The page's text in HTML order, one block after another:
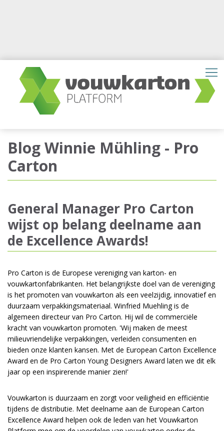
Blog Winnie Mühling - Pro
Carton
General Manager Pro Carton
wijst op belang deelname aan
de Excellence Awards!
Pro Carton is de Europese vereniging van karton- en
vouwkartonfabrikanten. Het belangrijkste doel van de vereniging
is het promoten van vouwkarton als een veelzijdig, innovatief en
duurzaam verpakkingsmateriaal. Winfried Muehling is de
algemeen directeur van Pro Carton. Hij wil de commerciële
kracht van vouwkarton promoten. 'Wij maken de meest
milieuvriendelijke verpakkingen, verleiden consumenten en
bieden onze klanten kansen. Met de European Carton Excellence
Award en de Pro Carton Young Designers Award laten we dit elk
jaar op een inspirerende manier zien!'
Vouwkarton is duurzaam en zorgt voor veiligheid en efficiëntie
tijdens de distributie. Met deelname aan de European Carton
Excellence Award helpen ook de leden van het Vouwkarton